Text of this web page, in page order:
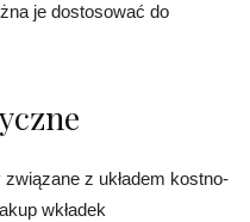
je dostosować do
z układem kostno-
wkładek